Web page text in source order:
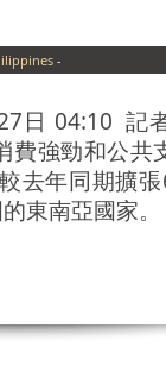
-
日 04:10 記
費強勁和公共
去年同期擴
東南亞國家。